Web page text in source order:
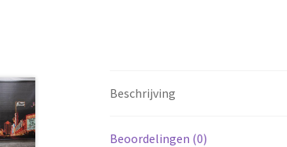
Beschrijving
Beoordelingen (0)